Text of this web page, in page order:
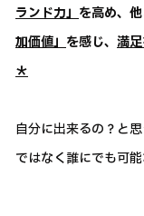
ランド力」 を高め、
加価値」 を感じ、 満
＊
自分に出来るの？と
ではなく誰にでも可能